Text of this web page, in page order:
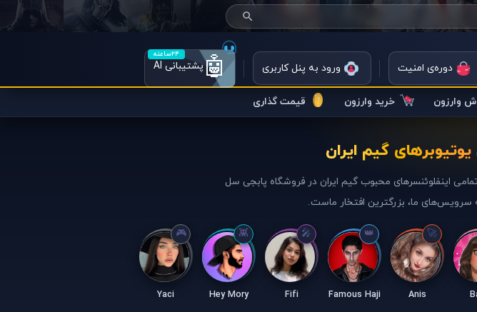
دوره‌ی امنیت ورود به پنل کاربری
۲۴ساعته 🤖پشتیبانی AI
وارزون خرید وارزون قیمت گذاری
یوتیوبرهای گیم ایران
اینفلوئنسرهای محبوب گیم ایران در فروشگاه پابجی سل
سرویس‌های ما، بزرگترین افتخار ماست.
Anis
Famous Haji
Fifi
Hey Mory
Yaci